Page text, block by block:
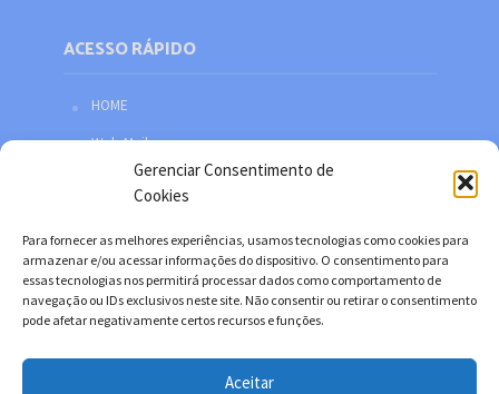
Gerenciar Consentimento de
Cookies
Para fornecer as melhores experiências, usamos tecnologias como cookies para
armazenar e/ou acessar informações do dispositivo. O consentimento para
essas tecnologias nos permitirá processar dados como comportamento de
navegação ou IDs exclusivos neste site. Não consentir ou retirar o consentimento
pode afetar negativamente certos recursos e funções.
Aceitar
ACESSO RÁPIDO
HOME
Web Mail
Política de privacidade
Facebook
Twitter
YouTube
Instagram